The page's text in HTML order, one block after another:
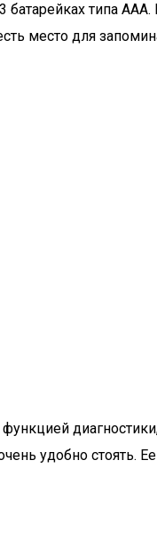
3 батарейках типа
место для
удобно